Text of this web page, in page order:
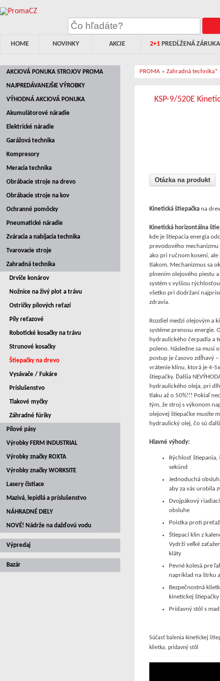
HOME NOVINKY AKCIE 2+1PREDĹŽENÁ ZÁRUKA
AKCIOVÁ PONUKA STROJOV PROMA
NAJPREDÁVANEJŠIE VÝROBKY
VÝHODNÁ AKCIOVÁ PONUKA
Akumulátorové náradie
Elektrické náradie
Garážová technika
Kompresory
Meracia technika
Obrábacie stroje na drevo
Obrábacie stroje na kov
Ochranné pomôcky
Pneumatické náradie
Zváracia a nabíjacia technika
Tvarovacie stroje
Zahradná technika
Drviče konárov
Nožnice na živý plot a trávu
Ostričky pílových reťazí
Píly reťazové
Robotické kosačky na trávu
Strunové kosačky
Štiepačky na drevo
Vysávače / Fukáre
Príslušenstvo
Tlakové myčky
Záhradné fúriky
Pílové pásy
Výrobky FERM INDUSTRIAL
Výrobky značky ROXTA
Výrobky značky WORKSITE
Lasery čistiace
Mazivá, lepidlá a príslušenstvo
NÁHRADNÉ DIELY
NOVÉ! Nádrže na dažďovú vodu
Výpredaj
Bazár
PROMA »Zahradná technika*
KSP-9/520E
Otázka na produkt
Kinetická štiepačka na
Kinetická horizontálna
kde je štiepacia energia
prevodového
ako pri ručnom kosení, ale
tlakom. Mechanizmus sa
plnením olejového piestu
systém s vyššou
všetko pri dodržaní
zdravia.
Rozdiel medzi olejovým a
systéme prenosu energie.
hydraulického čerpadla a
poleno. Následne sa musí
postup je časovo zdĺhavý
vrátenie klinu, ktorá je 4-
štiepačky. Ďalšia
hydraulického oleja, pri
tlaku až o 50%!!! Pokiaľ
tým, že stroj s výkonom
olejovej štiepačke musíte
hydraulický olej, čo sú
Hlavné výhody:
Rýchlosť
sekúnd
Jednoduchá
aby za vás urobila
Dvojpákový
obsluhe
Poistka proti
Štiepací klin z
Vydrží veľké
kláty
Pevné kolesá pre
napríklad na štrku
Bezpečnostná
kinetickej
Prídavný stôl s
Súčasť balenia kinetickej
klietka, prídavný stôl